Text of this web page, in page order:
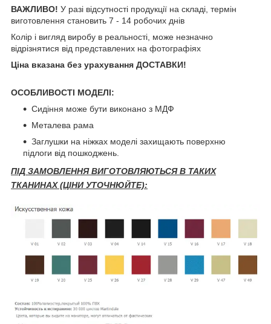
ВАЖЛИВО! У разі відсутності продукції на складі, термін
виготовлення становить 7 - 14 робочих днів
Колір і вигляд виробу в реальності, може незначно
відрізнятися від представлених на фотографіях
Ціна вказана без урахування ДОСТАВКИ!
ОСОБЛИВОСТІ МОДЕЛІ:
Сидіння може бути виконано з МДФ
Металева рама
Заглушки на ніжках моделі захищають поверхню
підлоги від пошкоджень.
ПІД ЗАМОВЛЕННЯ ВИГОТОВЛЯЮТЬСЯ В ТАКИХ
ТКАНИНАХ (ЦІНИ УТОЧНЮЙТЕ):